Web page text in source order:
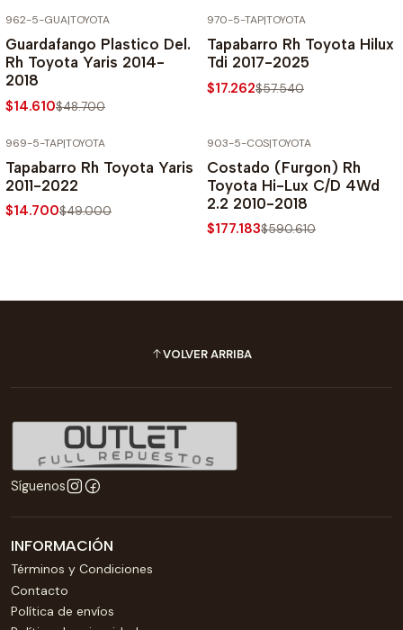
962-5-GUA|TOYOTA
Guardafango Plastico Del.
Rh Toyota Yaris 2014-
2018
$14.610$48.700
970-5-TAP|TOYOTA
Tapabarro Rh Toyota Hilux
Tdi 2017-2025
$17.262$57.540
969-5-TAP|TOYOTA
Tapabarro Rh Toyota Yaris
2011-2022
$14.700$49.000
903-5-COS|TOYOTA
Costado (Furgon) Rh
Toyota Hi-Lux C/D 4Wd
2.2 2010-2018
$177.183$590.610
VOLVER ARRIBA
Síguenos
INFORMACIÓN
Términos y Condiciones
Contacto
Política de envíos